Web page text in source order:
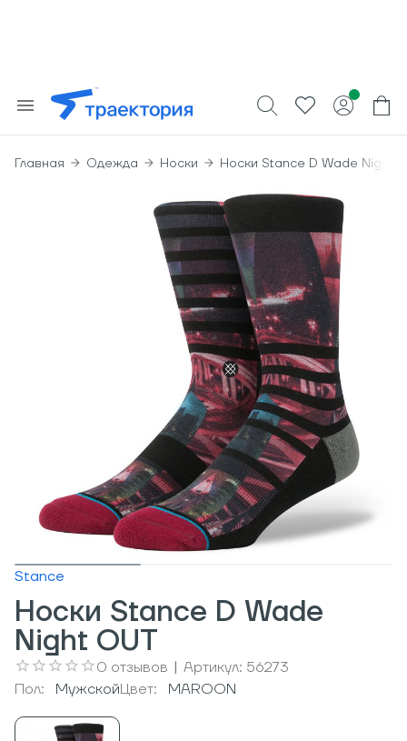
Главная Одежда Носки Носки Stance D Wade Night
Stance
Носки Stance D Wade
Night OUT
0 отзывов | Артикул: 56273
Пол:
МужcкойЦвет: MAROON